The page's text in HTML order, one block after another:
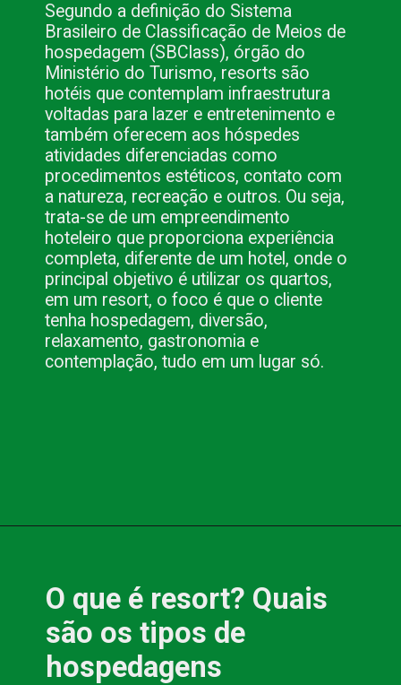
Segundo a definição do Sistema
Brasileiro de Classificação de Meios de
hospedagem (SBClass), órgão do
Ministério do Turismo, resorts são
hotéis que contemplam infraestrutura
voltadas para lazer e entretenimento e
também oferecem aos hóspedes
atividades diferenciadas como
procedimentos estéticos, contato com
a natureza, recreação e outros. Ou seja,
trata-se de um empreendimento
hoteleiro que proporciona experiência
completa, diferente de um hotel, onde o
principal objetivo é utilizar os quartos,
em um resort, o foco é que o cliente
tenha hospedagem, diversão,
relaxamento, gastronomia e
contemplação, tudo em um lugar só.
O que é resort? Quais
são os tipos de
hospedagens